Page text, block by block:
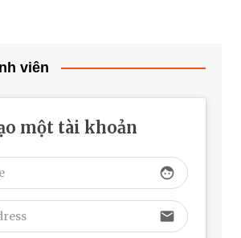
viên
một tài khoản
face
email